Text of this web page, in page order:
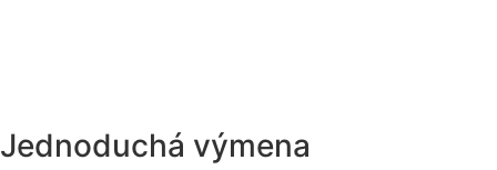
Jednoduchá výmena